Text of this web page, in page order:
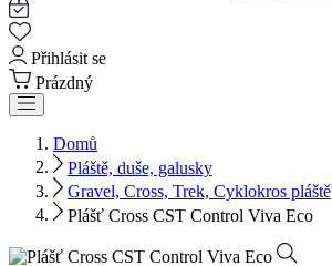
Přihlásit se
Prázdný
Domů
Pláště, duše, galusky
Gravel, Cross, Trek, Cyklokros pláště
Plášť Cross CST Control Viva Eco